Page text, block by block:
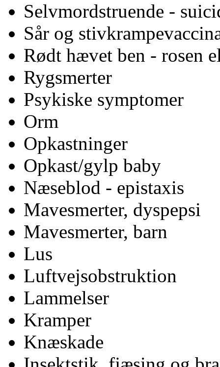
Selvmordstruende -
Sår og
Rødt hævet ben - rosen
Rygsmerter
Psykiske symptomer
Orm
Opkastninger
Opkast/gylp baby
Næseblod - epistaxis
Mavesmerter, dyspepsi
Mavesmerter, barn
Lus
Luftvejsobstruktion
Lammelser
Kramper
Knæskade